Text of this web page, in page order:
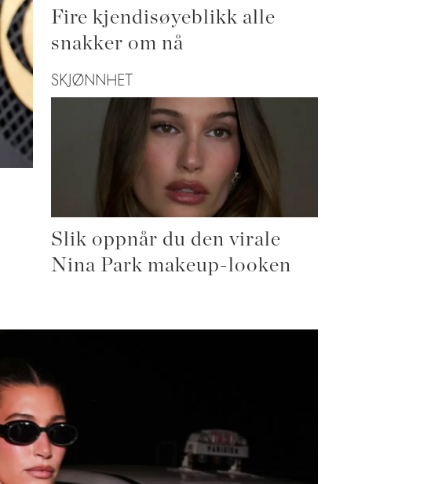
Fire kjendisøyeblikk alle
snakker om nå
SKJØNNHET
Slik oppnår du den virale
Nina Park makeup-looken